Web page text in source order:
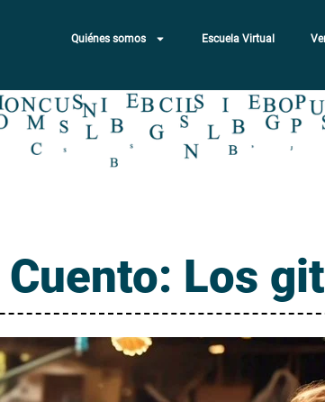
Quiénes somos Escuela Virtual
Cuento: Los